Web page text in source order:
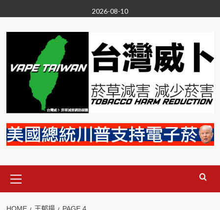
to
content
2026-08-10
Menu
HOME 王郁揚 PAGE 4